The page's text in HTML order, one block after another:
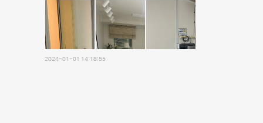
2024-01-01 14:18:55